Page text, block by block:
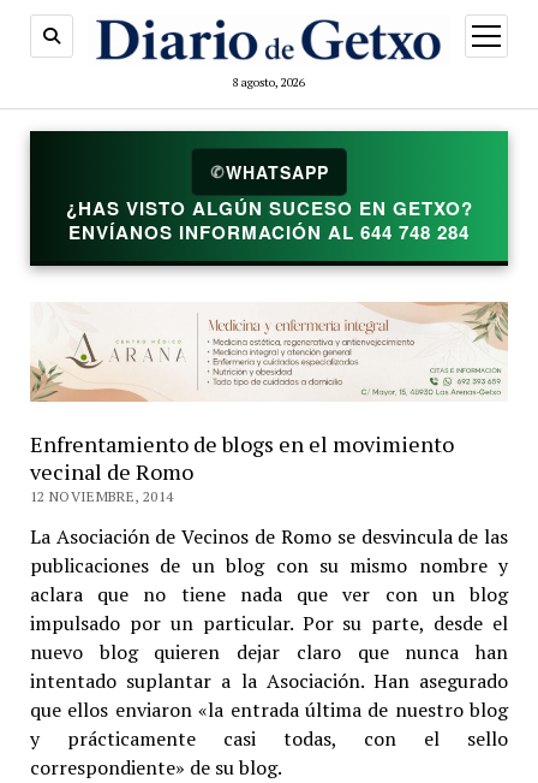
8 agosto, 2026
abrir
menú
✆WHATSAPP
¿HAS VISTO ALGÚN SUCESO EN GETXO?
ENVÍANOS INFORMACIÓN AL 644 748 284
Enfrentamiento de blogs en el movimiento
vecinal de Romo
12 NOVIEMBRE, 2014
La Asociación de Vecinos de Romo se desvincula de las
publicaciones de un blog con su mismo nombre y
aclara que no tiene nada que ver con un blog
impulsado por un particular. Por su parte, desde el
nuevo blog quieren dejar claro que nunca han
intentado suplantar a la Asociación. Han asegurado
que ellos enviaron «la entrada última de nuestro blog
y prácticamente casi todas, con el sello
correspondiente» de su blog.